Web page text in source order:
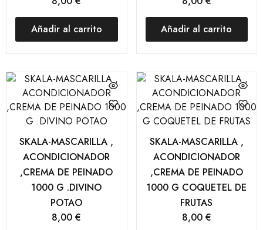
Añadir al carrito Añadir al carrito
SKALA-MASCARILLA ,
ACONDICIONADOR
,CREMA DE PEINADO
1000 G .DIVINO
POTAO
8,00€
SKALA-MASCARILLA ,
ACONDICIONADOR
,CREMA DE PEINADO
1000 G COQUETEL DE
FRUTAS
8,00 €